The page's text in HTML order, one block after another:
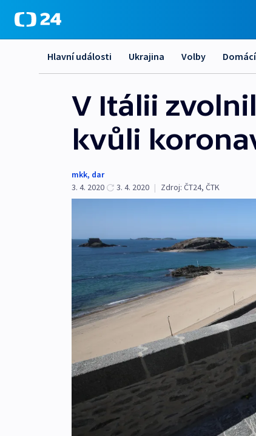
Hlavní události Ukrajina Volby Domácí
V Itálii
kvůli
mkk, dar
3. 4. 2020
3. 4. 2020 | Zdroj: ČT24, ČTK